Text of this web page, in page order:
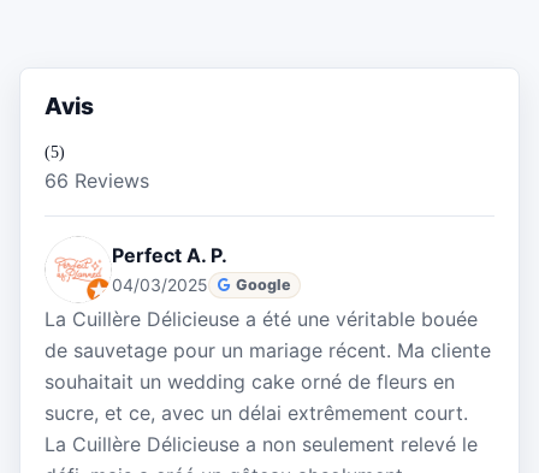
Avis
(5)
66 Reviews
Perfect A. P.
04/03/2025 Google
La Cuillère Délicieuse a été une véritable bouée
de sauvetage pour un mariage récent. Ma cliente
souhaitait un wedding cake orné de fleurs en
sucre, et ce, avec un délai extrêmement court.
La Cuillère Délicieuse a non seulement relevé le